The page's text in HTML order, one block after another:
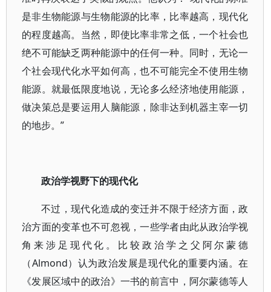
是非生物能源与生物能源的比率，比率越高，现代化
的程度越高。当然，即使比率非常之低，一个社会也
绝不可能缺乏两种能源中的任何一种。同时，无论一
个社会现代化水平如何高，也不可能完全不使用生物
能源。就最低限度地说，无论多么经济地使用能源，
做决策总是要运用人脑能源，除非达到机器主宰一切
的地步。”
政治学视野下的现代化
不过，现代化造成的变迁并不限于经济方面，政
治方面的变革也不可忽视，一些学者由此从政治学视
角来涉足现代化。比较政治学之父阿尔蒙德
（Almond）认为政治发展是现代化的重要内涵。在
《发展区域中的政治》一书的前言中，阿尔蒙德等人